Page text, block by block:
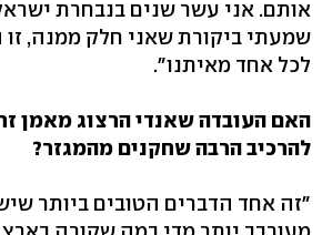
אותם. אני עשר שנים בנבחרת
שמעתי ביקורת שאני חלק ממנה,
לכל אחד מאיתנו".
האם העובדה שאנדי הרצוג מאמן
להרכיב הרבה שחקנים מהמגזר?
"זה אחד הדברים הטובים ביותר